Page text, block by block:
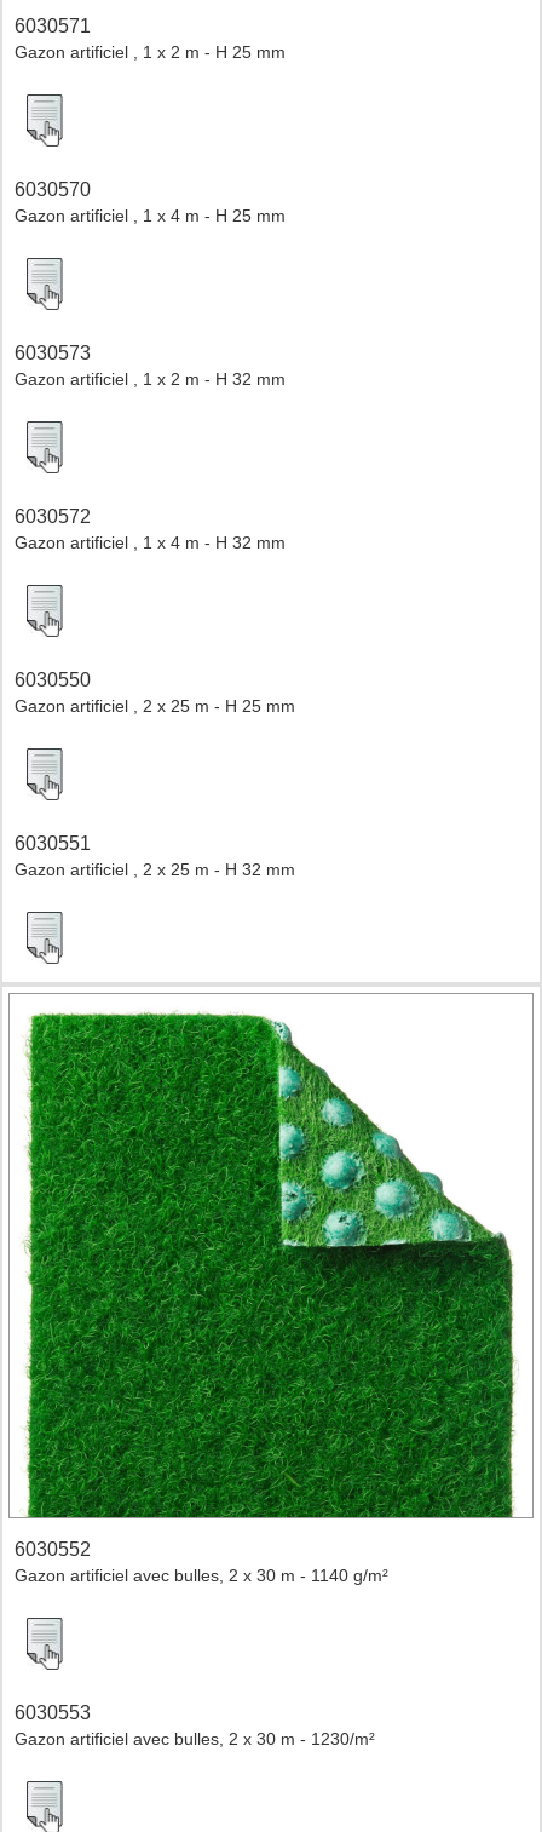
6030571
Gazon artificiel , 1 x 2 m - H 25 mm
6030570
Gazon artificiel , 1 x 4 m - H 25 mm
6030573
Gazon artificiel , 1 x 2 m - H 32 mm
6030572
Gazon artificiel , 1 x 4 m - H 32 mm
6030550
Gazon artificiel , 2 x 25 m - H 25 mm
6030551
Gazon artificiel , 2 x 25 m - H 32 mm
6030552
Gazon artificiel avec bulles, 2 x 30 m - 1140 g/m²
6030553
Gazon artificiel avec bulles, 2 x 30 m - 1230/m²